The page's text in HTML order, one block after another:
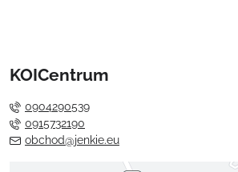
KOICentrum
0904290539
0915732190
obchod@jenkie.eu